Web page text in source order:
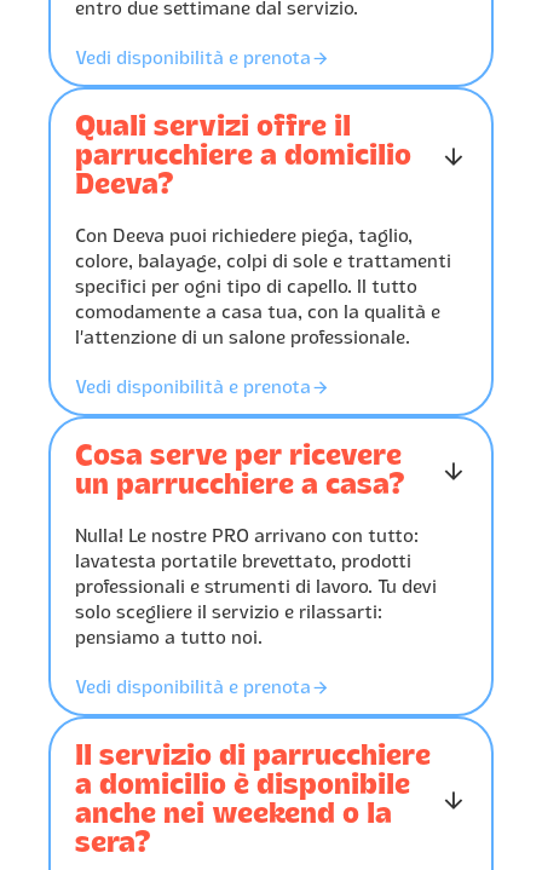
entro due settimane dal servizio.
Vedi disponibilità e prenota 󰁔
Quali servizi offre il
parrucchiere a domicilio
Deeva?
󰁅
Con Deeva puoi richiedere piega, taglio,
colore, balayage, colpi di sole e trattamenti
specifici per ogni tipo di capello. Il tutto
comodamente a casa tua, con la qualità e
l’attenzione di un salone professionale.
Vedi disponibilità e prenota 󰁔
Cosa serve per ricevere
un parrucchiere a casa?
󰁅
Nulla! Le nostre PRO arrivano con tutto:
lavatesta portatile brevettato, prodotti
professionali e strumenti di lavoro. Tu devi
solo scegliere il servizio e rilassarti:
pensiamo a tutto noi.
Vedi disponibilità e prenota 󰁔
Il servizio di parrucchiere
a domicilio è disponibile
anche nei weekend o la
sera?
󰁅